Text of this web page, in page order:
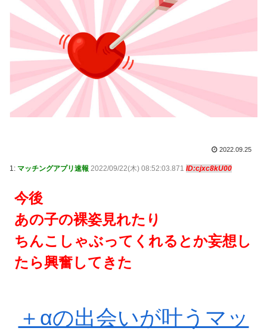
2022.09.25
1: マッチングアプリ速報 2022/09/22(木) 08:52:03.871 ID:cjxc8kU00
今後
あの子の裸姿見れたり
ちんこしゃぶってくれるとか妄想し
たら興奮してきた
＋αの出会いが叶うマッ